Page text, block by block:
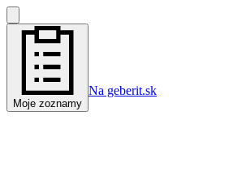
Moje zoznamy
Na geberit.sk